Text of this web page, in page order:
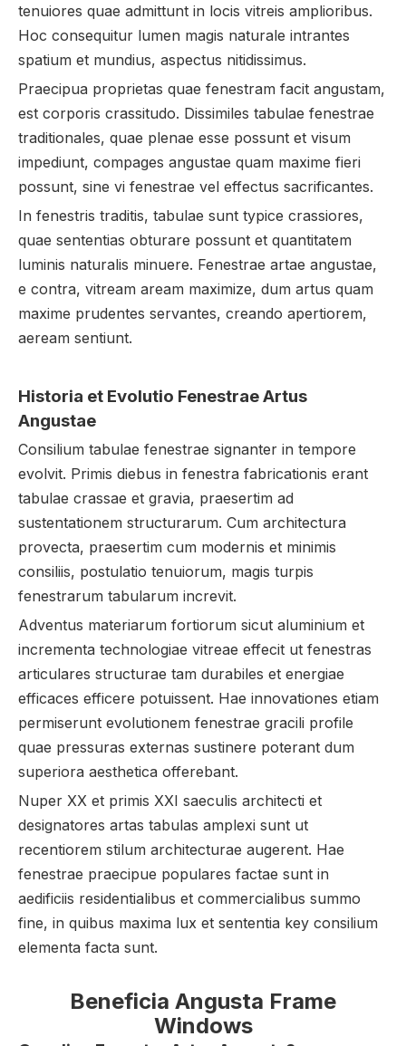
tenuiores quae admittunt in locis vitreis amplioribus.
Hoc consequitur lumen magis naturale intrantes
spatium et mundius, aspectus nitidissimus.
Praecipua proprietas quae fenestram facit angustam,
est corporis crassitudo. Dissimiles tabulae fenestrae
traditionales, quae plenae esse possunt et visum
impediunt, compages angustae quam maxime fieri
possunt, sine vi fenestrae vel effectus sacrificantes.
In fenestris traditis, tabulae sunt typice crassiores,
quae sententias obturare possunt et quantitatem
luminis naturalis minuere. Fenestrae artae angustae,
e contra, vitream aream maximize, dum artus quam
maxime prudentes servantes, creando apertiorem,
aeream sentiunt.
Historia et Evolutio Fenestrae Artus
Angustae
Consilium tabulae fenestrae signanter in tempore
evolvit. Primis diebus in fenestra fabricationis erant
tabulae crassae et gravia, praesertim ad
sustentationem structurarum. Cum architectura
provecta, praesertim cum modernis et minimis
consiliis, postulatio tenuiorum, magis turpis
fenestrarum tabularum increvit.
Adventus materiarum fortiorum sicut aluminium et
incrementa technologiae vitreae effecit ut fenestras
articulares structurae tam durabiles et energiae
efficaces efficere potuissent. Hae innovationes etiam
permiserunt evolutionem fenestrae gracili profile
quae pressuras externas sustinere poterant dum
superiora aesthetica offerebant.
Nuper XX et primis XXI saeculis architecti et
designatores artas tabulas amplexi sunt ut
recentiorem stilum architecturae augerent. Hae
fenestrae praecipue populares factae sunt in
aedificiis residentialibus et commercialibus summo
fine, in quibus maxima lux et sententia key consilium
elementa facta sunt.
Beneficia Angusta Frame
Windows